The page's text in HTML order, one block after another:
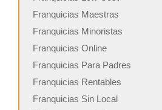
Franquicias Maestras
Franquicias Minoristas
Franquicias Online
Franquicias Para Padres
Franquicias Rentables
Franquicias Sin Local